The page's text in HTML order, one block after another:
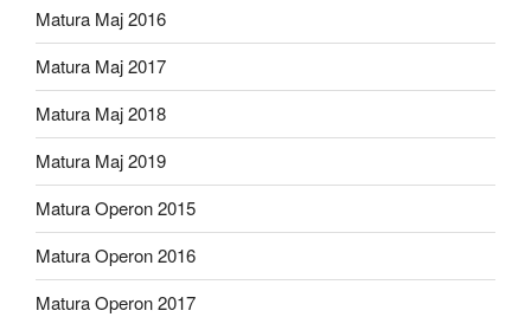
Matura Maj 2016
Matura Maj 2017
Matura Maj 2018
Matura Maj 2019
Matura Operon 2015
Matura Operon 2016
Matura Operon 2017